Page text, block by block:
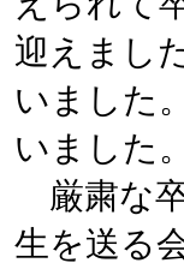
迎えまし
いました
いました。
厳粛な
生を送る